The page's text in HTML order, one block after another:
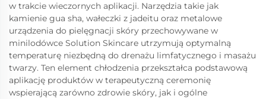
w trakcie wieczornych aplikacji. Narzędzia takie jak
kamienie gua sha, wałeczki z jadeitu oraz metalowe
urządzenia do pielęgnacji skóry przechowywane w
minilodówce Solution Skincare utrzymują optymalną
temperaturę niezbędną do drenażu limfatycznego i masażu
twarzy. Ten element chłodzenia przekształca podstawową
aplikację produktów w terapeutyczną ceremonię
wspierającą zarówno zdrowie skóry, jak i ogólne